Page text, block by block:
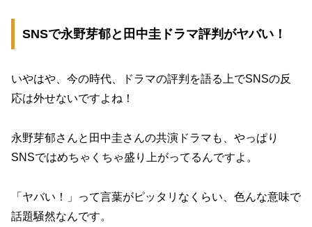
SNSで永野芽郁と田中圭ドラマ評判がヤバい！
いやはや、今の時代、ドラマの評判を語る上でSNSの反
応は外せないですよね！
永野芽郁さんと田中圭さんの共演ドラマも、やっぱり
SNSではめちゃくちゃ盛り上がってるんですよ。
「ヤバい！」って言葉がピッタリなくらい、色んな意味で
話題騒然なんです。